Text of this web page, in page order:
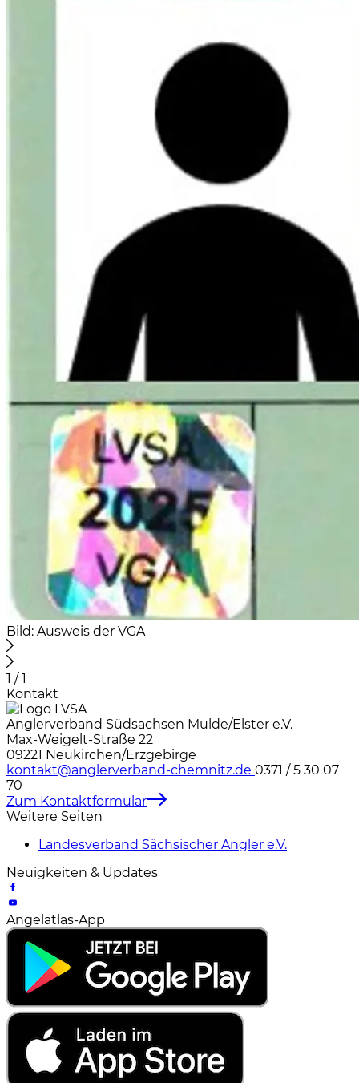
Bild: Ausweis der VGA
1 / 1
Kontakt
Anglerverband Südsachsen Mulde/Elster e.V.
Max-Weigelt-Straße 22
09221 Neukirchen/Erzgebirge
kontakt@anglerverband-chemnitz.de 0371 / 5 30 07
70
Zum Kontaktformular
Weitere Seiten
Landesverband Sächsischer Angler e.V.
Neuigkeiten & Updates
Angelatlas-App